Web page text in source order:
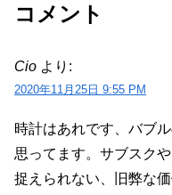
コメント
Cio より:
2020年11月25日 9:55 PM
時計はあれです、バブ
思ってます。サブスク
捉えられない、旧弊な価